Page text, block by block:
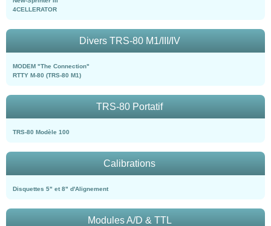
4CELLERATOR
Divers TRS-80 M1/III/IV
MODEM "The Connection"
RTTY M-80 (TRS-80 M1)
TRS-80 Portatif
TRS-80 Modèle 100
Calibrations
Disquettes 5" et 8" d'Alignement
Modules A/D & TTL